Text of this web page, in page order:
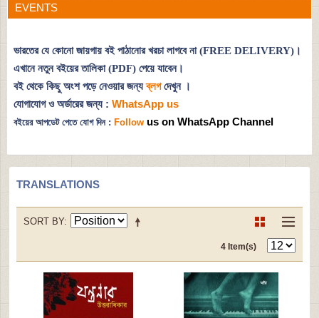
EVENTS
ভারতের যে কোনো জায়গায় বই পাঠানোর খরচা লাগবে না (FREE DELIVERY)।
এখানে নতুন বইয়ের তালিকা (PDF) পেয়ে যাবেন।
বই থেকে কিছু অংশ পড়ে নেওয়ার জন্যব্লগদেখুন ।
যোগাযোগ ও অর্ডারের জন্য : WhatsApp us
বইয়ের আপডেট পেতে যোগ দিন : Follow us on WhatsApp Channel
TRANSLATIONS
SORT BY
4 Item(s)